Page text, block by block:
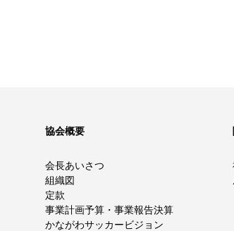
協会概要
会長あいさつ
組織図
定款
事業計画予算・事業報告決算
かながわサッカービジョン